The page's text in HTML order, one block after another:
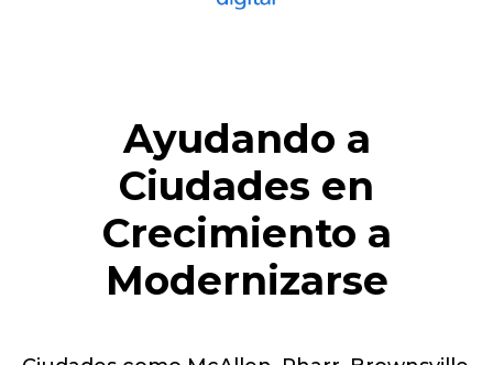
Ayudando a
Ciudades en
Crecimiento a
Modernizarse